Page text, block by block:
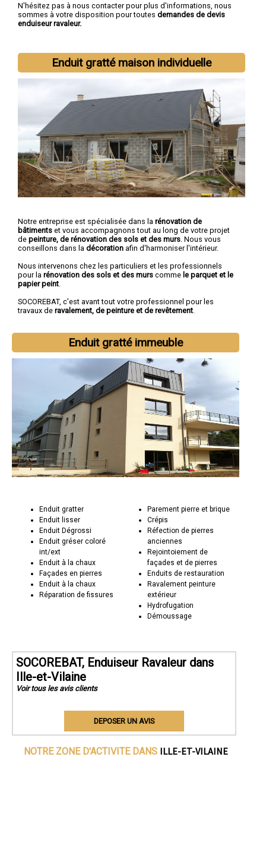
N'hésitez pas à nous contacter pour plus d'informations, nous
sommes à votre disposition pour toutes demandes de devis
enduiseur ravaleur.
Enduit gratté maison individuelle
Notre entreprise est spécialisée dans la rénovation de
bâtiments et vous accompagnons tout au long de votre projet
de peinture, de rénovation des sols et des murs. Nous vous
conseillons dans la décoration afin d'harmoniser l'intérieur.
Nous intervenons chez les particuliers et les professionnels
pour la rénovation des sols et des murs comme le parquet et le
papier peint.
SOCOREBAT, c'est avant tout votre professionnel pour les
travaux de ravalement, de peinture et de revêtement.
Enduit gratté immeuble
Enduit gratter
Enduit lisser
Enduit Dégrossi
Enduit gréser coloré
int/ext
Enduit à la chaux
Façades en pierres
Enduit à la chaux
Réparation de fissures
Parement pierre et brique
Crépis
Réfection de pierres
anciennes
Rejointoiement de
façades et de pierres
Enduits de restauration
Ravalement peinture
extérieur
Hydrofugation
Démoussage
SOCOREBAT, Enduiseur Ravaleur dans
Ille-et-Vilaine
Voir tous les avis clients
DEPOSER UN AVIS
NOTRE ZONE D'ACTIVITE DANS ILLE-ET-VILAINE